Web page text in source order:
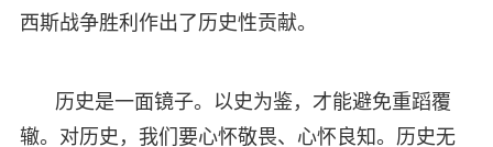
西斯战争胜利作出了历史性贡献。
历史是一面镜子。以史为鉴，才能避免重蹈覆
辙。对历史，我们要心怀敬畏、心怀良知。历史无